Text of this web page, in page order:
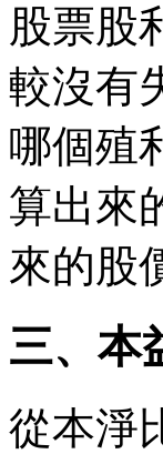
股票股
較沒有
哪個殖
算出來
來的股
三、本
從本淨